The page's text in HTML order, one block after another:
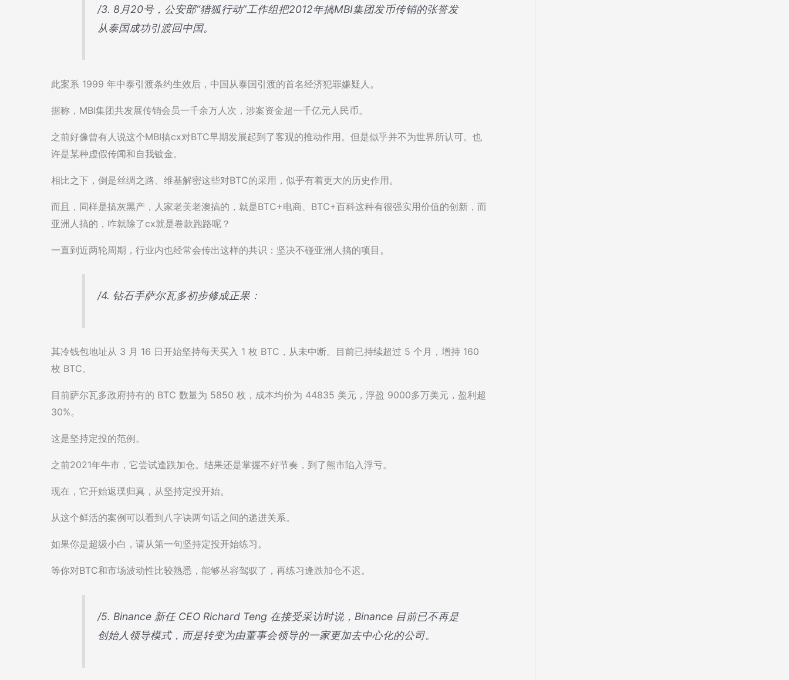
/3. 8月20号，公安部“猎狐行动”工作组把2012年搞MBI集团发币传销的张誉发
从泰国成功引渡回中国。
此案系 1999 年中泰引渡条约生效后，中国从泰国引渡的首名经济犯罪嫌疑人。
据称，MBI集团共发展传销会员一千余万人次，涉案资金超一千亿元人民币。
之前好像曾有人说这个MBI搞cx对BTC早期发展起到了客观的推动作用。但是似乎并不为世界所认可。也
许是某种虚假传闻和自我镀金。
相比之下，倒是丝绸之路、维基解密这些对BTC的采用，似乎有着更大的历史作用。
而且，同样是搞灰黑产，人家老美老澳搞的，就是BTC+电商、BTC+百科这种有很强实用价值的创新，而
亚洲人搞的，咋就除了cx就是卷款跑路呢？
一直到近两轮周期，行业内也经常会传出这样的共识：坚决不碰亚洲人搞的项目。
/4. 钻石手萨尔瓦多初步修成正果：
其冷钱包地址从 3 月 16 日开始坚持每天买入 1 枚 BTC，从未中断。目前已持续超过 5 个月，增持 160
枚 BTC。
目前萨尔瓦多政府持有的 BTC 数量为 5850 枚，成本均价为 44835 美元，浮盈 9000多万美元，盈利超
30%。
这是坚持定投的范例。
之前2021年牛市，它尝试逢跌加仓。结果还是掌握不好节奏，到了熊市陷入浮亏。
现在，它开始返璞归真，从坚持定投开始。
从这个鲜活的案例可以看到八字诀两句话之间的递进关系。
如果你是超级小白，请从第一句坚持定投开始练习。
等你对BTC和市场波动性比较熟悉，能够丛容驾驭了，再练习逢跌加仓不迟。
/5. Binance 新任 CEO Richard Teng 在接受采访时说，Binance 目前已不再是
创始人领导模式，而是转变为由董事会领导的一家更加去中心化的公司。